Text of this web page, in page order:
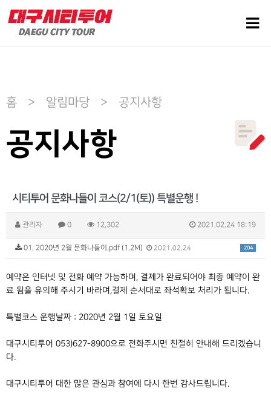
홈 > 알림마당 > 공지사항
공지사항
시티투어 문화나들이 코스(2/1(토)) 특별운행 !
관리자 0 12,302 2021.02.24 18:19
204
01. 2020년 2월 문화나들이.pdf (1.2M) 2021.02.24
예약은 인터넷 및 전화 예약 가능하며, 결제가 완료되어야 최종 예약이 완
료 됨을 유의해 주시기 바라며,결제 순서대로 좌석확보 처리가 됩니다.
특별코스 운행날짜 : 2020년 2월 1일 토요일
대구시티투어 053)627-8900으로 전화주시면 친절히 안내해 드리겠습니
다.
대구시티투어 대한 많은 관심과 참여에 다시 한번 감사드립니다.